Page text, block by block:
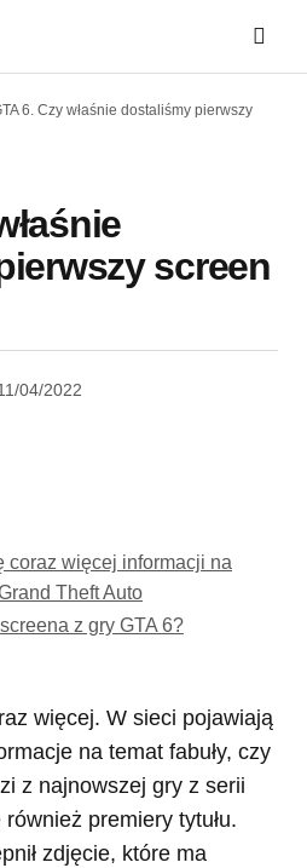
6. Czy właśnie dostaliśmy pierwszy
screen
04/2022
coraz więcej informacji na
Theft Auto
z gry GTA 6?
więcej. W sieci pojawiają
na temat fabuły, czy
z najnowszej gry z serii
premiery tytułu.
zdjęcie, które ma